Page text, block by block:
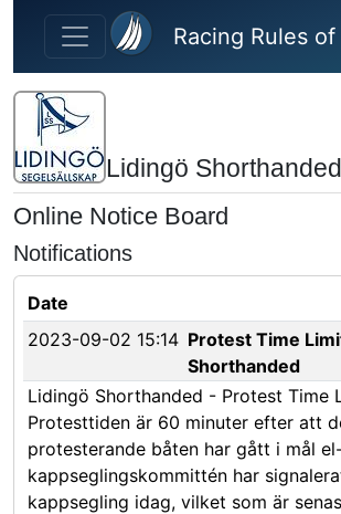
Skip to main content
Racing Rules
Lidingö Shorthanded
Online Notice Board
Notifications
Date
2023-09-02 15:14 Protest Time
Shorthanded
Lidingö Shorthanded - Protest Time
Protesttiden är 60 minuter efter att
protesterande båten har gått i mål
kappseglingskommittén har
kappsegling idag, vilket som är